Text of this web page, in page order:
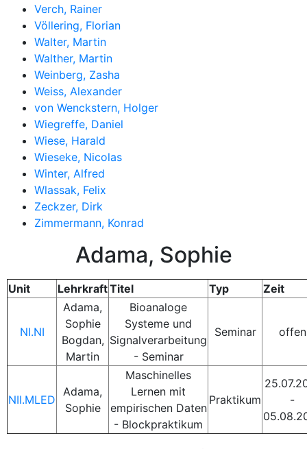
Verch, Rainer
Völlering, Florian
Walter, Martin
Walther, Martin
Weinberg, Zasha
Weiss, Alexander
von Wenckstern, Holger
Wiegreffe, Daniel
Wiese, Harald
Wieseke, Nicolas
Winter, Alfred
Wlassak, Felix
Zeckzer, Dirk
Zimmermann, Konrad
Adama, Sophie
Unit LehrkraftTitel Typ Zeit
NI.NI
Adama,
Sophie
Bogdan,
Martin
Bioanaloge
Systeme und
Signalverarbeitung
- Seminar
Seminar offen
NII.MLED
Adama,
Sophie
Maschinelles
Lernen mit
empirischen Daten
- Blockpraktikum
Praktikum
-